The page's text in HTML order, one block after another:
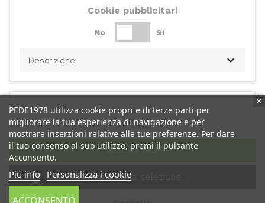
PEDE1978 utilizza cookie propri e di terze parti per
migliorare la tua esperienza di navigazione e per
mostrare inserzioni relative alle tue preferenze. Per dare
il tuo consenso al suo utilizzo, premi il pulsante
Acconsento.
Piú info Personalizza i cookie
Cookie pubblicitari
No Sì
Descrizione
Cookie di analisi
No Sì
Descrizione
Accettare la selezione
Accetta tutti